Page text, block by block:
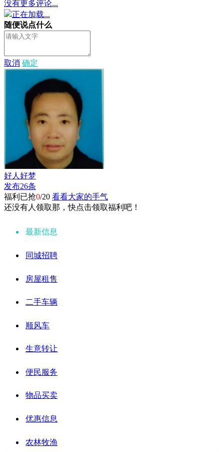
没有更多评论...
正在加载...
随便说点什么
取消 确定
好人好梦
发布26条
福利已抢0/20 看看大家的手气
还没有人领取那，快点击领取福利吧！
最新信息
同城招聘
房屋租售
二手车辆
顺风车
生意转让
便民服务
物品买卖
优惠信息
农林牧渔